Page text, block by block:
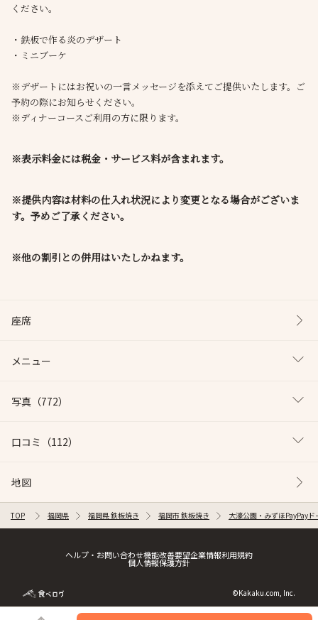
ください。
・鉄板で作る炎のデザート
・ミニブーケ
※デザートにはお祝いの一言メッセージを添えてご提供いたします。ご
予約の際にお知らせください。
※ディナーコースご利用の方に限ります。
※表示料金には税金・サービス料が含まれます。
※提供内容は材料の仕入れ状況により変更となる場合がございま
す。予めご了承ください。
※他の割引との併用はいたしかねます。
座席
メニュー
写真 （772）
口コミ （112）
地図
TOP 福岡県 福岡県 鉄板焼き 福岡市 鉄板焼き 大濠公園・みずほPayPay
ヘルプ・お問い合わせ機能改善要望企業情報利用規約
個人情報保護方針
©Kakaku.com, Inc.